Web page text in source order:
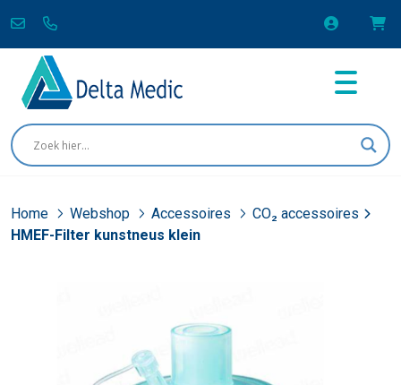
Home Webshop Accessoires
CO₂ accessoires
HMEF-Filter kunstneus klein